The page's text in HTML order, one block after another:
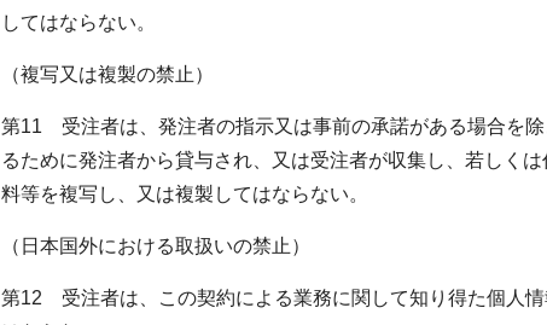
してはならない。
（複写又は複製の禁止）
第11 受注者は、発注者の指示又は事前の承諾がある場合を
るために発注者から貸与され、又は受注者が収集し、若しく
料等を複写し、又は複製してはならない。
（日本国外における取扱いの禁止）
第12 受注者は、この契約による業務に関して知り得た個人